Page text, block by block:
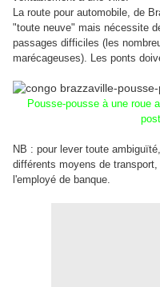
La route pour automobile, de
"toute neuve" mais nécessite
passages difficiles (les
marécageuses). Les ponts
Pousse-pousse à une roue
NB : pour lever toute
différents moyens de
l'employé de banque.